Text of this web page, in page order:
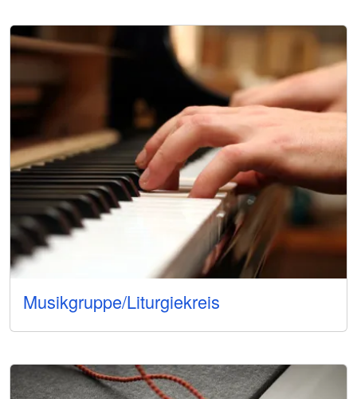
Musikgruppe/Liturgiekreis